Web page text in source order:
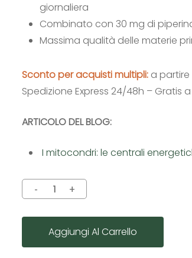
giornaliera
Combinato con 30 mg di
Massima qualità delle materie
Sconto per acquisti multipli: a
Spedizione Express 24/48h – Gratis
ARTICOLO DEL BLOG:
I mitocondri: le centrali
Aggiungi Al Carrello